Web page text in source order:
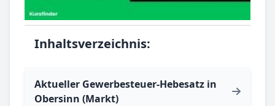
Inhaltsverzeichnis:
Aktueller Gewerbesteuer-Hebesatz in
Obersinn (Markt)